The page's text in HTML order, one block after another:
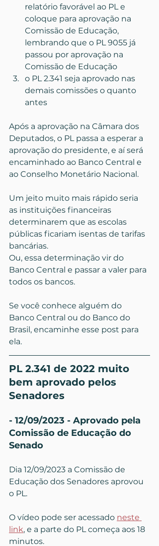
relatório favorável ao PL e
coloque para aprovação na
Comissão de Educação,
lembrando que o PL 9055 já
passou por aprovação na
Comissão de Educação
o PL 2.341 seja aprovado nas
demais comissões o quanto
antes
Após a aprovação na Câmara dos
Deputados, o PL passa a esperar a
aprovação do presidente, e aí será
encaminhado ao Banco Central e
ao Conselho Monetário Nacional.
Um jeito muito mais rápido seria
as instituições financeiras
determinarem que as escolas
públicas ficariam isentas de tarifas
bancárias.
Ou, essa determinação vir do
Banco Central e passar a valer para
todos os bancos.
Se você conhece alguém do
Banco Central ou do Banco do
Brasil, encaminhe esse post para
ela.
PL 2.341 de 2022 muito
bem aprovado pelos
Senadores
- 12/09/2023 - Aprovado pela
Comissão de Educação do
Senado
Dia 12/09/2023 a Comissão de
Educação dos Senadores aprovou
o PL.
O vídeo pode ser acessado neste
link, e a parte do PL começa aos 18
minutos.